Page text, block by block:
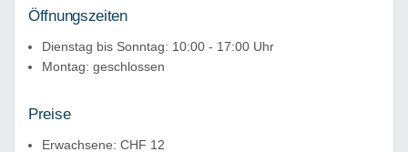
Öffnungszeiten
Dienstag bis Sonntag: 10:00 - 17:00 Uhr
Montag: geschlossen
Preise
Erwachsene: CHF 12